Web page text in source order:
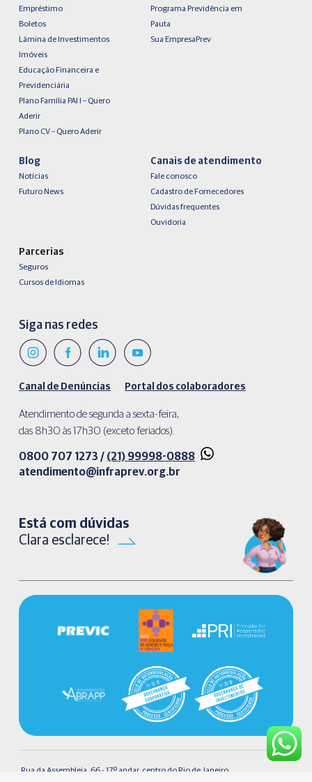
Empréstimo
Boletos
Lâmina de Investimentos
Imóveis
Educação Financeira e
Previdenciária
Plano Família PAI I – Quero
Aderir
Plano CV – Quero Aderir
Programa Previdência em
Pauta
Sua EmpresaPrev
Blog
Notícias
Futuro News
Canais de atendimento
Fale conosco
Cadastro de Fornecedores
Dúvidas frequentes
Ouvidoria
Parcerias
Seguros
Cursos de Idiomas
Siga nas redes
Canal de Denúncias Portal dos colaboradores
Atendimento de segunda a sexta-feira,
das 8h30 às 17h30 (exceto feriados).
0800 707 1273 / (21) 99998-0888
atendimento@infraprev.org.br​
Está com dúvidas
Clara esclarece!
Rua da Assembleia, 66 - 17º andar, centro do Rio de Janeiro.